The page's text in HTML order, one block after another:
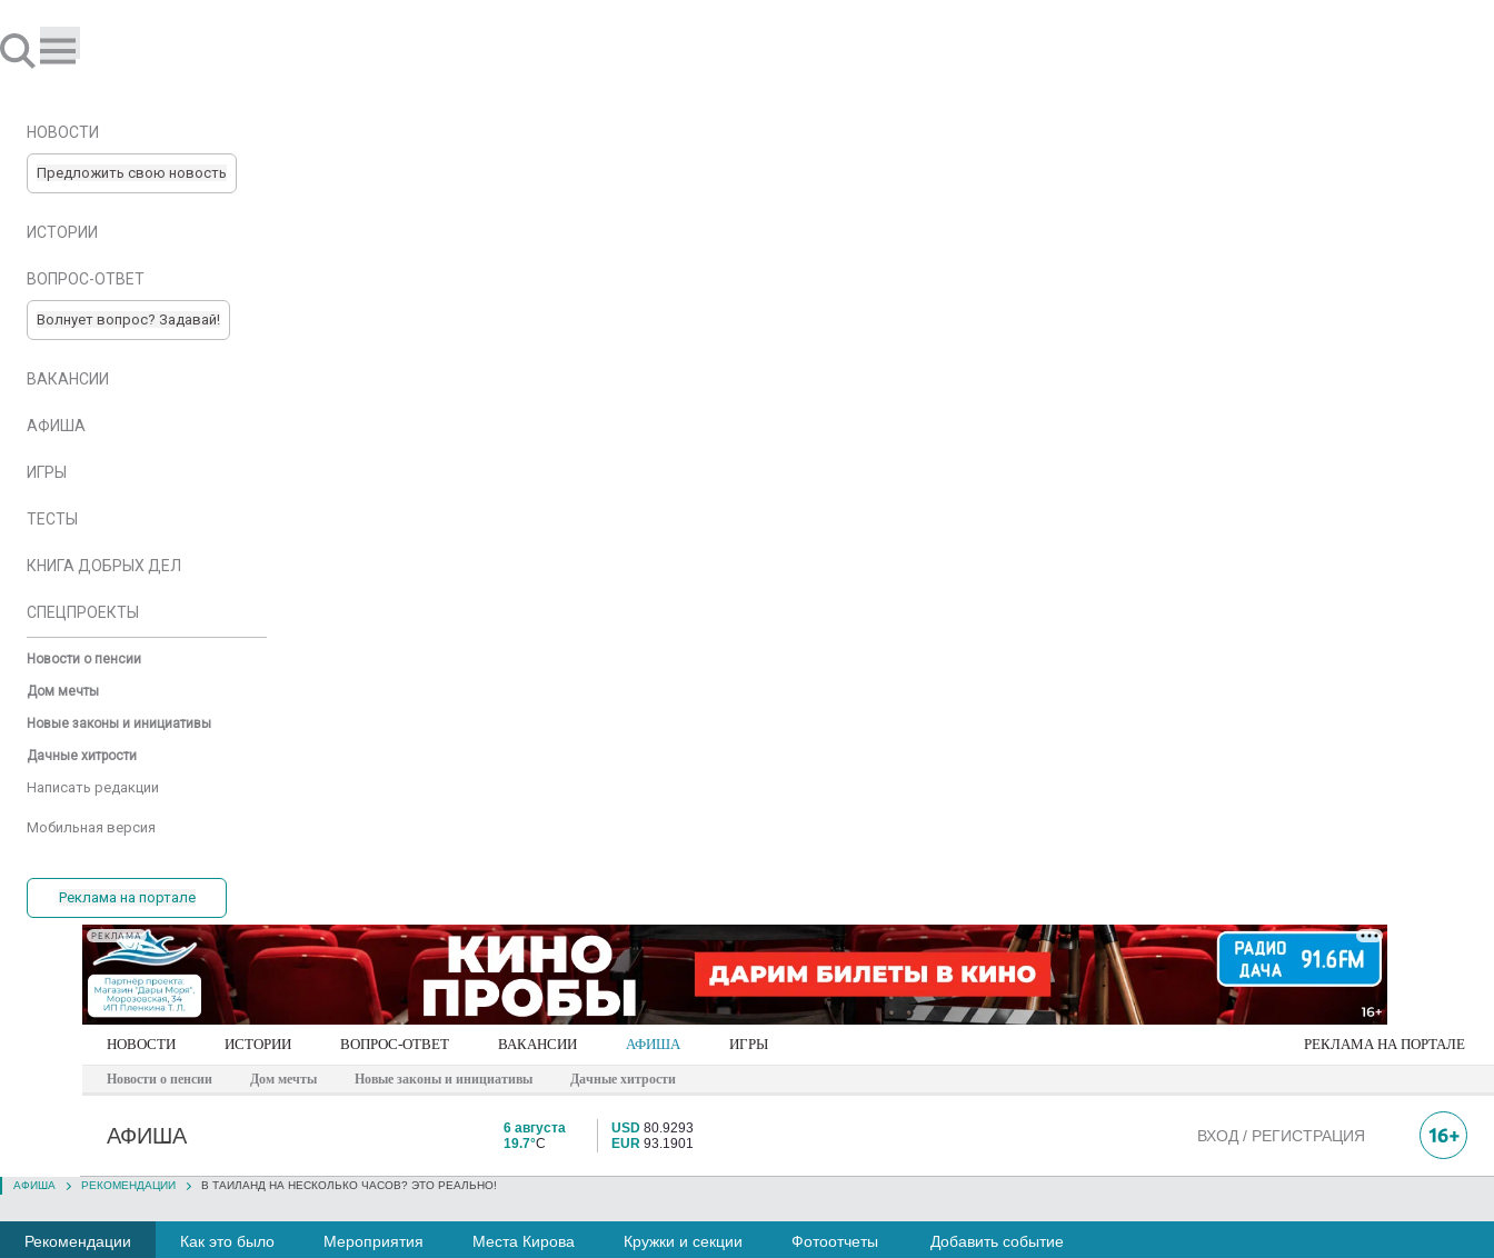
НОВОСТИ
Предложить свою новость
ИСТОРИИ
ВОПРОС-ОТВЕТ
Волнует вопрос? Задавай!
ВАКАНСИИ
АФИША
ИГРЫ
ТЕСТЫ
КНИГА ДОБРЫХ ДЕЛ
СПЕЦПРОЕКТЫ
Новости о пенсии
Дом мечты
Новые законы и инициативы
Дачные хитрости
Написать редакции
Мобильная версия
Реклама на портале
РЕКЛАМА
НОВОСТИ ИСТОРИИ ВОПРОС-ОТВЕТ ВАКАНСИИ АФИША ИГРЫ РЕКЛАМА НА ПОРТАЛЕ
Новости о пенсии Дом мечты Новые законы и инициативы Дачные хитрости
АФИША
6 августа
19.7°C
USD 80.9293
EUR 93.1901 ВХОД / РЕГИСТРАЦИЯ
АФИША РЕКОМЕНДАЦИИ В ТАИЛАНД НА НЕСКОЛЬКО ЧАСОВ? ЭТО РЕАЛЬНО!
Рекомендации Как это было Мероприятия Места Кирова Кружки и секции Фотоотчеты Добавить событие